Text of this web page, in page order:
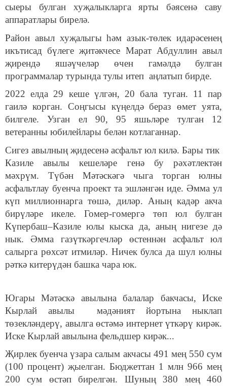
сыеры булган хуҗалыкларга ярты бәясенә саву
аппаратлары бирелә.
Район авыл хуҗалыгы һәм азык-төлек идарәсенең
икътисад бүлеге җитәкчесе Марат Абдуллин авыл
җирендә яшәүчеләр өчен гамәлдә булган
программалар турында тулы итеп аңлатып бирде.
2022 елда 29 кеше үлгән, 20 бала туган. 11 пар
гаилә корган. Соңгысы күңелдә бераз өмет уята,
билгеле. Узган ел 90, 95 яшьләре тулган 12
ветеранны юбилейлары белән котлаганнар.
Сигез авылның җидесенә асфальт юл килә. Бары тик
Казиле авылы кешеләре генә бу рәхәтлектән
мәхрүм. Түбән Мәтәскәгә чыга торган юлны
асфальтлау буенча проект та эшләнгән иде. Әмма ул
күп миллионнарга төшә, диләр. Аның кадәр акча
бирүләре икеле. Гомер-гомергә төп юл булган
Күпербаш–Казиле юлы кыска да, аның нигезе дә
нык. Әмма газүткәргечләр өстеннән асфальт юл
салырга рөхсәт итмиләр. Ничек булса да шул юлны
рәткә китерүдән башка чара юк.
Югары Мәтәскә авылына балалар бакчасы, Иске
Кырлай авылы мәдәният йортына ныклап
төзекләндерү, авылга өстәмә интернет үткәрү кирәк.
Иске Кырлай авылына фельдшер кирәк...
Җирлек буенча үзара салым акчасы 491 мең 550 сум
(100 процент) җыелган. Бюджеттан 1 млн 966 мең
200 сум өстәп бирелгән. Шуның 380 мең 460